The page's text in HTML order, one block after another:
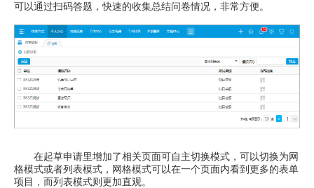
可以通过扫码答题，快速的收集总结问卷情况，非常方便。
在起草申请里增加了相关页面可自主切换模式，可以切换为网
格模式或者列表模式，网格模式可以在一个页面内看到更多的表单
项目，而列表模式则更加直观。